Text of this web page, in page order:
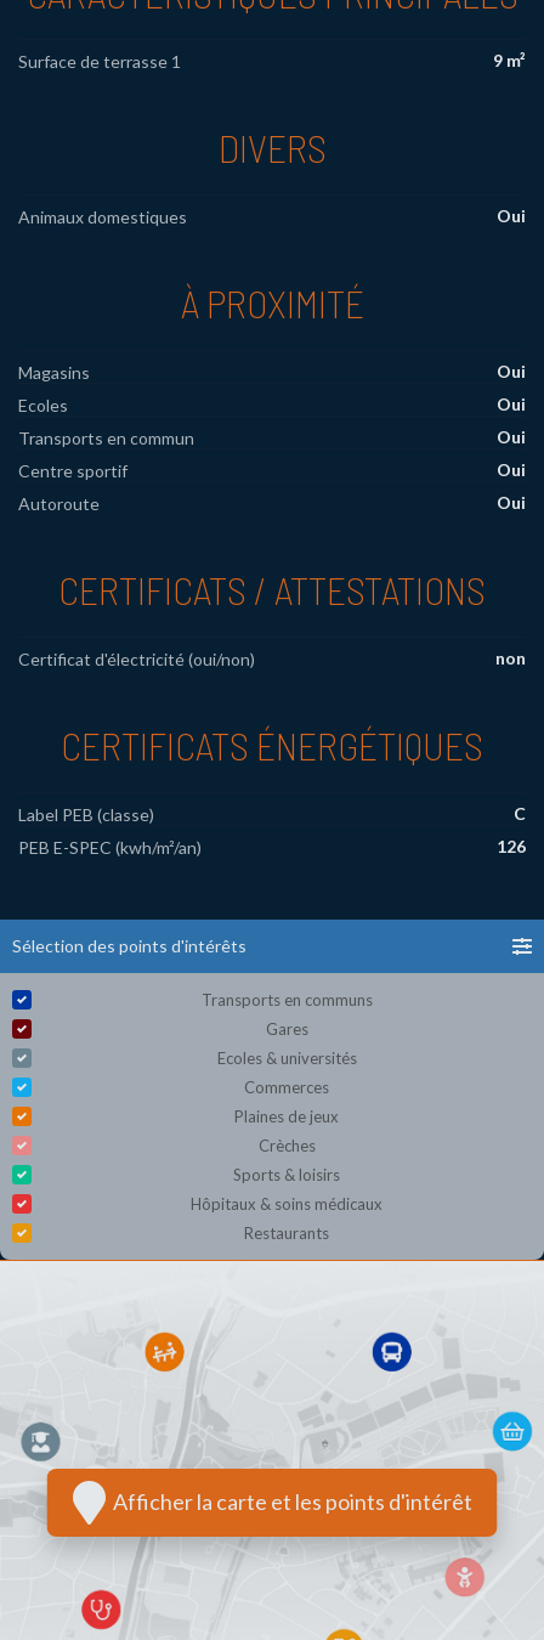
Surface de terrasse 1 9 m²
DIVERS
Animaux domestiques Oui
À PROXIMITÉ
Magasins
Oui
Ecoles
Oui
Transports en commun
Oui
Centre sportif
Oui
Autoroute
Oui
CERTIFICATS / ATTESTATIONS
Certificat d'électricité (oui/non) non
CERTIFICATS ÉNERGÉTIQUES
Label PEB (classe)
C
PEB E-SPEC (kwh/m²/an)
126
Sélection des points d'intérêts
Transports en communs
Gares
Ecoles & universités
Commerces
Plaines de jeux
Crèches
Sports & loisirs
Hôpitaux & soins médicaux
Restaurants
Afficher la carte et les points d'intérêt